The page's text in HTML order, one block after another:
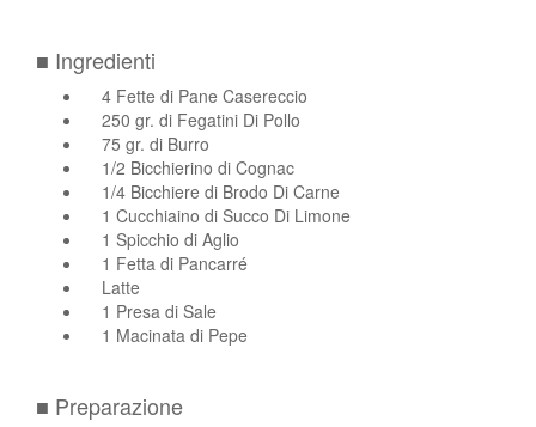
■ Ingredienti
4 Fette di Pane Casereccio
250 gr. di Fegatini Di Pollo
75 gr. di Burro
1/2 Bicchierino di Cognac
1/4 Bicchiere di Brodo Di Carne
1 Cucchiaino di Succo Di Limone
1 Spicchio di Aglio
1 Fetta di Pancarré
Latte
1 Presa di Sale
1 Macinata di Pepe
■ Preparazione